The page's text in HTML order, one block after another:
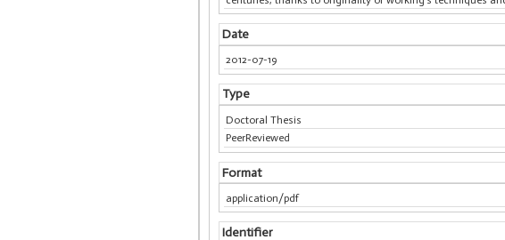
Date
2012-07-19
Type
Doctoral Thesis
PeerReviewed
Format
application/pdf
Identifier